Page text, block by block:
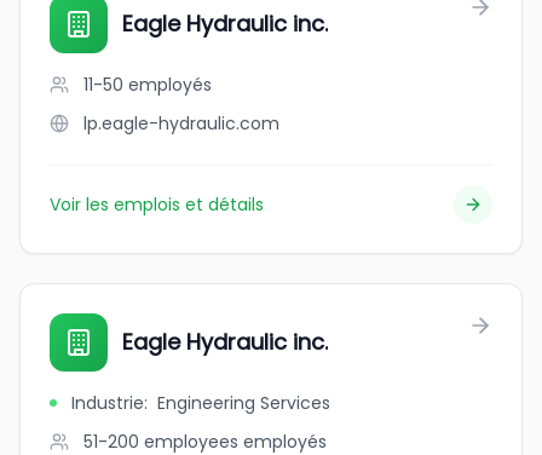
Eagle Hydraulic inc.
11-50 employés
lp.eagle-hydraulic.com
Voir les emplois et détails
Eagle Hydraulic inc.
Industrie: Engineering Services
51-200 employees employés